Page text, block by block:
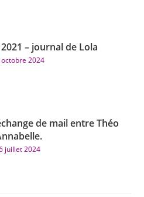
– journal de Lola
2024
de mail entre Théo
juillet 2024